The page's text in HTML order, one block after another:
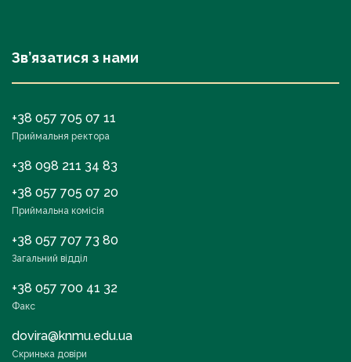
Зв’язатися з нами
+38 057 705 07 11
Приймальня ректора
+38 098 211 34 83
+38 057 705 07 20
Приймальна комісія
+38 057 707 73 80
Загальний відділ
+38 057 700 41 32
Факс
dovira@knmu.edu.ua
Скринька довіри